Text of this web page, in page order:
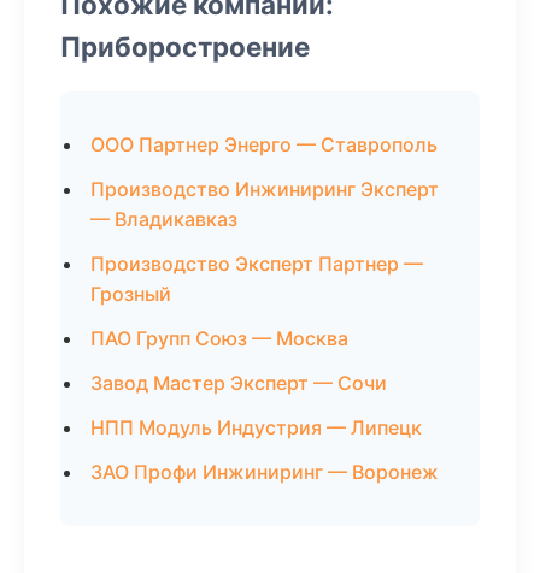
Приборостроение
ООО Партнер Энерго — Ставрополь
Производство Инжиниринг Эксперт
— Владикавказ
Производство Эксперт Партнер —
Грозный
ПАО Групп Союз — Москва
Завод Мастер Эксперт — Сочи
НПП Модуль Индустрия — Липецк
ЗАО Профи Инжиниринг — Воронеж